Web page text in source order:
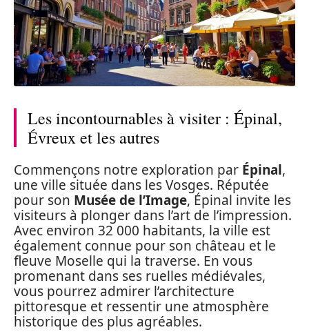
Les incontournables à visiter : Épinal,
Évreux et les autres
Commençons notre exploration par Épinal,
une ville située dans les Vosges. Réputée
pour son Musée de l’Image, Épinal invite les
visiteurs à plonger dans l’art de l’impression.
Avec environ 32 000 habitants, la ville est
également connue pour son château et le
fleuve Moselle qui la traverse. En vous
promenant dans ses ruelles médiévales,
vous pourrez admirer l’architecture
pittoresque et ressentir une atmosphère
historique des plus agréables.